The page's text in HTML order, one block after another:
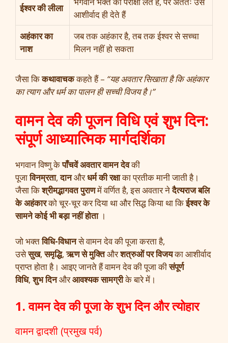
ईश्वर की लीला
आशीर्वाद ही देते हैं
अहंकार का
नाश
जब तक अहंकार है, तब तक ईश्वर से सच्चा
मिलन नहीं हो सकता
जैसा किकथावाचककहते हैं – “यह अवतार सिखाता है कि अहंकार
का त्याग और धर्म का पालन ही सच्ची विजय है।”
वामन देव की पूजन विधि एवं शुभ दिन:
संपूर्ण आध्यात्मिक मार्गदर्शिका
भगवान विष्णु केपाँचवें अवतारवामन देवकी
पूजाविनम्रता,दानऔरधर्म की रक्षाका प्रतीक मानी जाती है।
जैसा किश्रीमद्भागवत पुराणमें वर्णित है, इस अवतार नेदैत्यराज बलि
के अहंकारको चूर-चूर कर दिया था और सिद्ध किया था किईश्वर के
सामने कोई भी बड़ा नहीं होता।
जो भक्तविधि-विधानसे वामन देव की पूजा करता है,
उसेसुख,समृद्धि,ऋण से मुक्तिऔरशत्रुओं पर विजयका आशीर्वाद
प्राप्त होता है। आइए जानते हैं वामन देव की पूजा कीसंपूर्ण
विधि,शुभ दिनऔरआवश्यक सामग्रीके बारे में।
1. वामन देव की पूजा के शुभ दिन और त्योहार
वामन द्वादशी (प्रमुख पर्व)